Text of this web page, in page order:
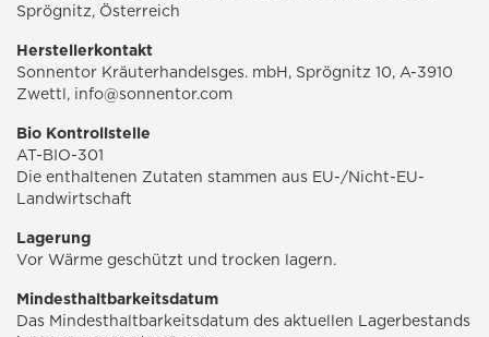
Sprögnitz, Österreich
Herstellerkontakt
Sonnentor Kräuterhandelsges. mbH, Sprögnitz 10, A-3910
Zwettl, info@sonnentor.com
Bio Kontrollstelle
AT-BIO-301
Die enthaltenen Zutaten stammen aus EU-/Nicht-EU-
Landwirtschaft
Lagerung
Vor Wärme geschützt und trocken lagern.
Mindesthaltbarkeitsdatum
Das Mindesthaltbarkeitsdatum des aktuellen Lagerbestands